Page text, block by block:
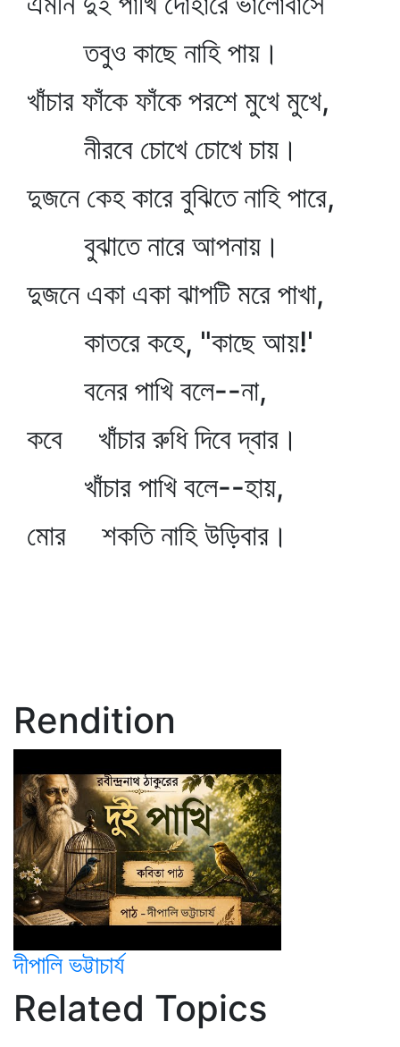
তবুও কাছে নাহি পায়।
খাঁচার ফাঁকে ফাঁকে পরশে মুখে মুখে,
নীরবে চোখে চোখে চায়।
দুজনে কেহ কারে বুঝিতে নাহি পারে,
বুঝাতে নারে আপনায়।
দুজনে একা একা ঝাপটি মরে পাখা,
কাতরে কহে, "কাছে আয়!'
বনের পাখি বলে--না,
কবে খাঁচার রুধি দিবে দ্বার।
খাঁচার পাখি বলে--হায়,
মোর শকতি নাহি উড়িবার।
Rendition
দীপালি ভট্টাচার্য
Related Topics